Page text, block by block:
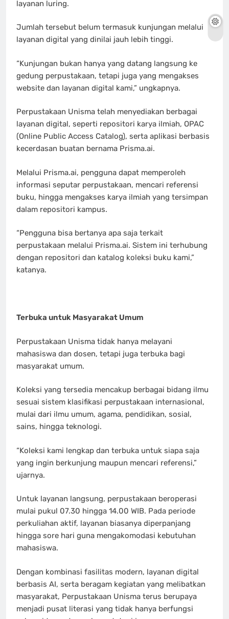
layanan luring.
Jumlah tersebut belum termasuk kunjungan melalui
layanan digital yang dinilai jauh lebih tinggi.
“Kunjungan bukan hanya yang datang langsung ke
gedung perpustakaan, tetapi juga yang mengakses
website dan layanan digital kami,” ungkapnya.
Perpustakaan Unisma telah menyediakan berbagai
layanan digital, seperti repositori karya ilmiah, OPAC
(Online Public Access Catalog), serta aplikasi berbasis
kecerdasan buatan bernama Prisma.ai.
Melalui Prisma.ai, pengguna dapat memperoleh
informasi seputar perpustakaan, mencari referensi
buku, hingga mengakses karya ilmiah yang tersimpan
dalam repositori kampus.
“Pengguna bisa bertanya apa saja terkait
perpustakaan melalui Prisma.ai. Sistem ini terhubung
dengan repositori dan katalog koleksi buku kami,”
katanya.
Terbuka untuk Masyarakat Umum
Perpustakaan Unisma tidak hanya melayani
mahasiswa dan dosen, tetapi juga terbuka bagi
masyarakat umum.
Koleksi yang tersedia mencakup berbagai bidang ilmu
sesuai sistem klasifikasi perpustakaan internasional,
mulai dari ilmu umum, agama, pendidikan, sosial,
sains, hingga teknologi.
“Koleksi kami lengkap dan terbuka untuk siapa saja
yang ingin berkunjung maupun mencari referensi,”
ujarnya.
Untuk layanan langsung, perpustakaan beroperasi
mulai pukul 07.30 hingga 14.00 WIB. Pada periode
perkuliahan aktif, layanan biasanya diperpanjang
hingga sore hari guna mengakomodasi kebutuhan
mahasiswa.
Dengan kombinasi fasilitas modern, layanan digital
berbasis AI, serta beragam kegiatan yang melibatkan
masyarakat, Perpustakaan Unisma terus berupaya
menjadi pusat literasi yang tidak hanya berfungsi